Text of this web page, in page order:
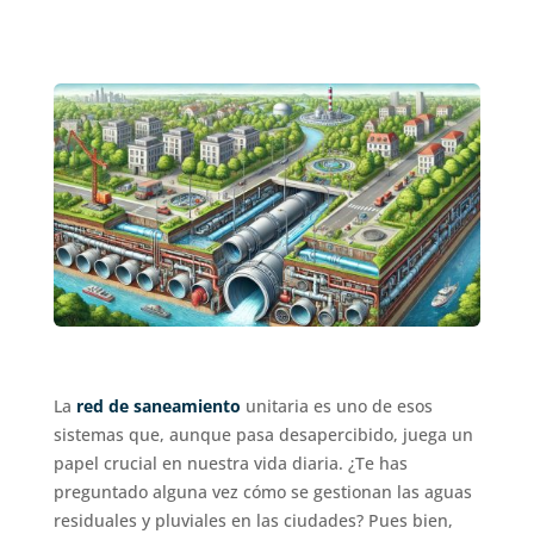
La red de saneamiento unitaria es uno de esos
sistemas que, aunque pasa desapercibido, juega un
papel crucial en nuestra vida diaria. ¿Te has
preguntado alguna vez cómo se gestionan las aguas
residuales y pluviales en las ciudades? Pues bien,